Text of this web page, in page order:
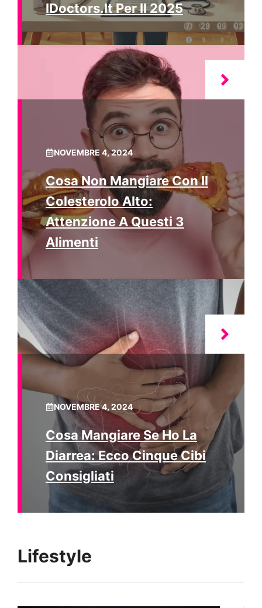
IDoctors.it Per Il 2025
NOVEMBRE 4, 2024
Cosa Non Mangiare Con Il
Colesterolo Alto:
Attenzione A Questi 3
Alimenti
NOVEMBRE 4, 2024
Cosa Mangiare Se Ho La
Diarrea: Ecco Cinque Cibi
Consigliati
Lifestyle